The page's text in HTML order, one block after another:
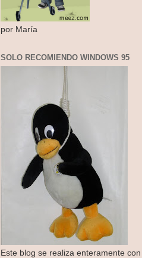
por María
SOLO RECOMIENDO WINDOWS 95
Este blog se realiza enteramente con